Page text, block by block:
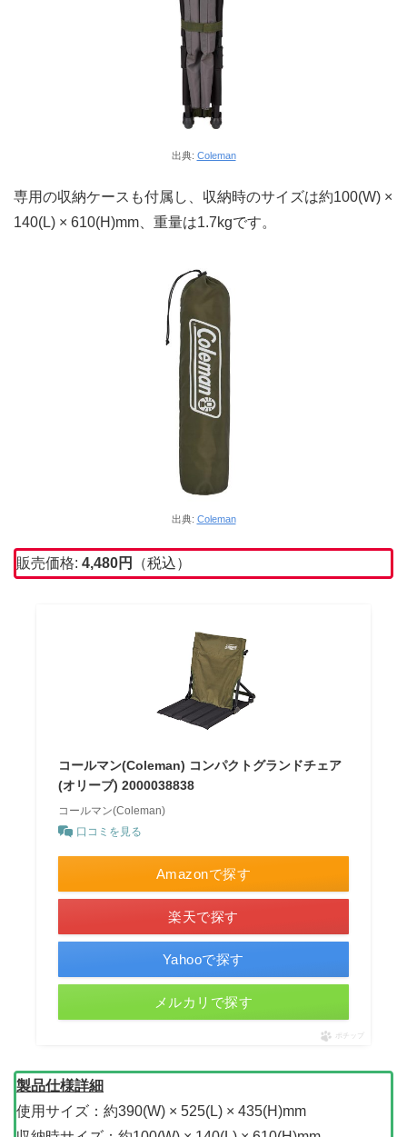
出典: Coleman
専用の収納ケースも付属し、収納時のサイズは約100(W) ×
140(L) × 610(H)mm、重量は1.7kgです。
出典: Coleman
販売価格: 4,480円 （税込）
コールマン(Coleman) コンパクトグランドチェア
(オリーブ) 2000038838
コールマン(Coleman)
口コミを見る
Amazonで探す
楽天で探す
Yahooで探す
メルカリで探す
ポチップ
製品仕様詳細
使用サイズ：約390(W) × 525(L) × 435(H)mm